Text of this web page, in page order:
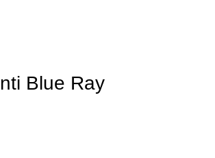
Blue Ray